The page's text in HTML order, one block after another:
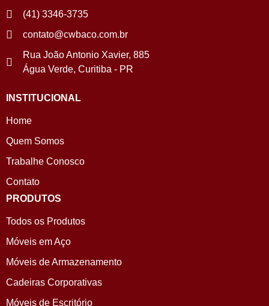
(41) 3346-3735
contato@cwbaco.com.br
Rua João Antonio Xavier, 885
Água Verde, Curitiba - PR
INSTITUCIONAL
Home
Quem Somos
Trabalhe Conosco
Contato
PRODUTOS
Todos os Produtos
Móveis em Aço
Móveis de Armazenamento
Cadeiras Corporativas
Móveis de Escritório